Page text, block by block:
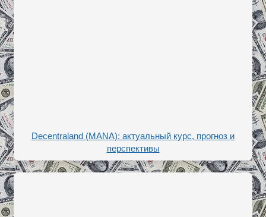
Decentraland (MANA): актуальный курс, прогноз и
перспективы